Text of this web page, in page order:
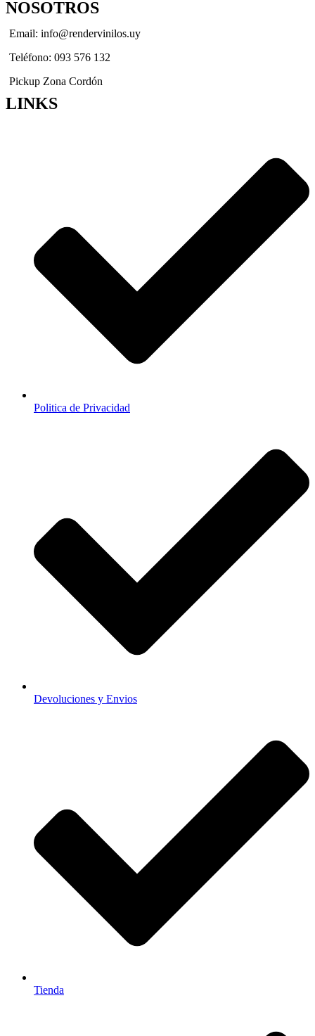
NOSOTROS
Email: info@rendervinilos.uy
Teléfono: 093 576 132
Pickup Zona Cordón
LINKS
Politica de Privacidad
Devoluciones y Envios
Tienda